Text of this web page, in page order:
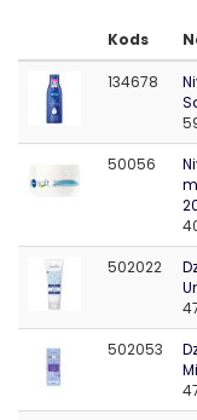
Kods
134678
50056
502022
502053